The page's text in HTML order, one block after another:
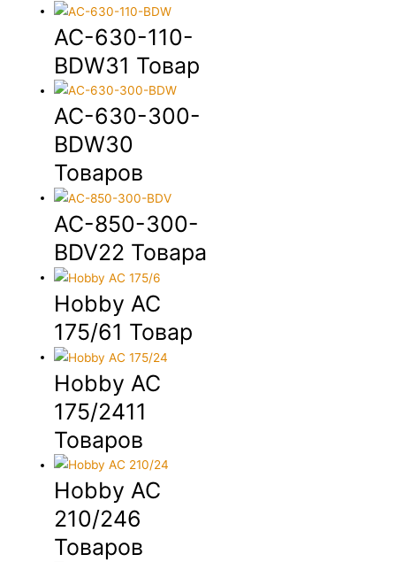
AC-630-110-
BDW31 Товар
AC-630-300-
BDW30
Товаров
AC-850-300-
BDV22 Товара
Hobby AC
175/61 Товар
Hobby AC
175/2411
Товаров
Hobby AC
210/246
Товаров